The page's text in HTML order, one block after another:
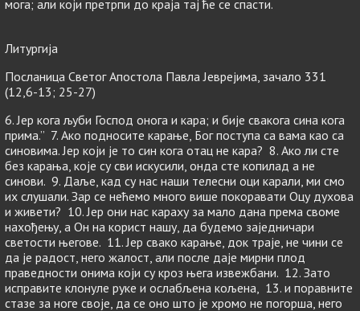
мога; али који претрпи до краја тај ће се спасти.
Литургија
Посланица Светог Апостола Павла Јеврејима, зачало 331
(12,6-13; 25-27)
6. Јер кога љуби Господ онога и кара; и бије свакога сина кога
прима.” 7. Ако подносите карање, Бог поступа са вама као са
синовима. Јер који је то син кога отац не кара? 8. Ако ли сте
без карања, које су сви искусили, онда сте копилад а не
синови. 9. Даље, кад су нас наши телесни оци карали, ми смо
их слушали. Зар се нећемо много више покоравати Оцу духова
и живети? 10. Јер они нас караху за мало дана према своме
нахођењу, а Он на корист нашу, да будемо заједничари
светости његове. 11. Јер свако карање, док траје, не чини се
да је радост, него жалост, али после даје мирни плод
праведности онима који су кроз њега извежбани. 12. Зато
исправите клонуле руке и ослабљена кољена, 13. и поравните
стазе за ноге своје, да се оно што је хромо не погорша, него